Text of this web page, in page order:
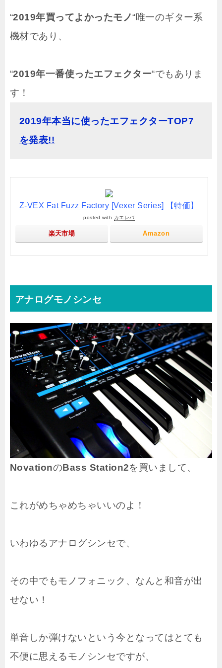
“2019年買ってよかったモノ“唯一のギター系
機材であり、
“2019年一番使ったエフェクター“でもありま
す！
2019年本当に使ったエフェクターTOP7
を発表!!
Z-VEX Fat Fuzz Factory [Vexer Series] 【特価】
posted with カエレバ
楽天市場 Amazon
アナログモノシンセ
NovationのBass Station2を買いまして、
これがめちゃめちゃいいのよ！
いわゆるアナログシンセで、
その中でもモノフォニック、なんと和音が出
せない！
単音しか弾けないという今となってはとても
不便に思えるモノシンセですが、